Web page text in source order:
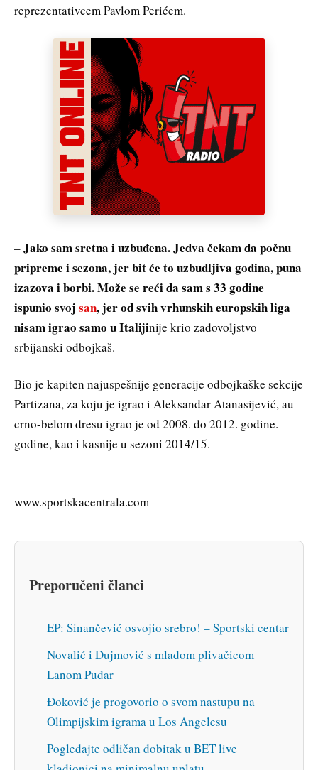
reprezentativcem Pavlom Perićem.
–Jako sam sretna i uzbuđena. Jedva čekam da počnu
pripreme i sezona, jer bit će to uzbudljiva godina, puna
izazova i borbi. Može se reći da sam s 33 godine
ispunio svoj san, jer od svih vrhunskih europskih liga
nisam igrao samo u Italijinije krio zadovoljstvo
srbijanski odbojkaš.
Bio je kapiten najuspešnije generacije odbojkaške sekcije
Partizana, za koju je igrao i Aleksandar Atanasijević, au
crno-belom dresu igrao je od 2008. do 2012. godine.
godine, kao i kasnije u sezoni 2014/15.
www.sportskacentrala.com
Preporučeni članci
EP: Sinančević osvojio srebro! – Sportski centar
Novalić i Dujmović s mladom plivačicom
Lanom Pudar
Đoković je progovorio o svom nastupu na
Olimpijskim igrama u Los Angelesu
Pogledajte odličan dobitak u BET live